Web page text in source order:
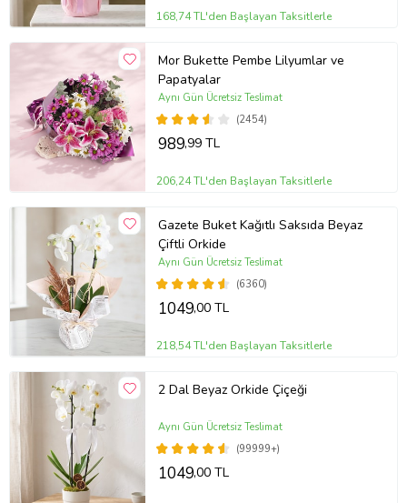
168,74 TL'den Başlayan Taksitlerle
Mor Bukette Pembe Lilyumlar ve
Papatyalar
(2454)
Aynı Gün Ücretsiz Teslimat
989,99 TL
206,24 TL'den Başlayan Taksitlerle
Gazete Buket Kağıtlı Saksıda Beyaz
Çiftli Orkide
(6360)
Aynı Gün Ücretsiz Teslimat
1049,00 TL
218,54 TL'den Başlayan Taksitlerle
2 Dal Beyaz Orkide Çiçeği
(99999+)
Aynı Gün Ücretsiz Teslimat
1049,00 TL